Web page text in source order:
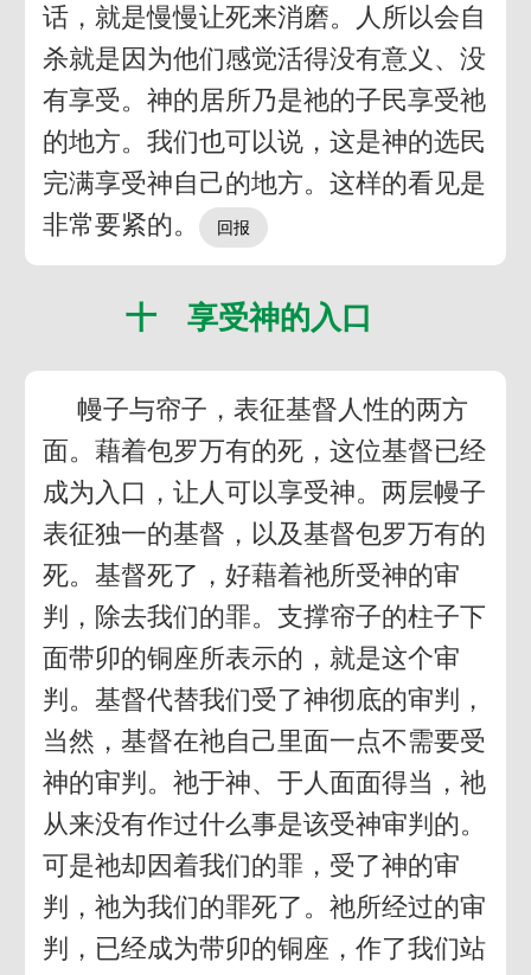
话，就是慢慢让死来消磨。人所以会自
杀就是因为他们感觉活得没有意义、没
有享受。神的居所乃是祂的子民享受祂
的地方。我们也可以说，这是神的选民
完满享受神自己的地方。这样的看见是
非常要紧的。
十 享受神的入口
幔子与帘子，表征基督人性的两方
面。藉着包罗万有的死，这位基督已经
成为入口，让人可以享受神。两层幔子
表征独一的基督，以及基督包罗万有的
死。基督死了，好藉着祂所受神的审
判，除去我们的罪。支撑帘子的柱子下
面带卯的铜座所表示的，就是这个审
判。基督代替我们受了神彻底的审判，
当然，基督在祂自己里面一点不需要受
神的审判。祂于神、于人面面得当，祂
从来没有作过什么事是该受神审判的。
可是祂却因着我们的罪，受了神的审
判，祂为我们的罪死了。祂所经过的审
判，已经成为带卯的铜座，作了我们站